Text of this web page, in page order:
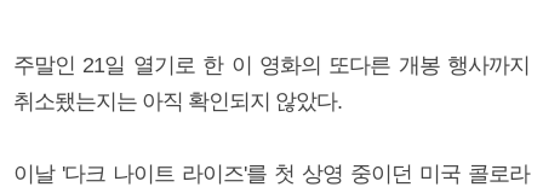
주말인 21일 열기로 한 이 영화의 또다른 개봉 행사까지
취소됐는지는 아직 확인되지 않았다.
이날 '다크 나이트 라이즈'를 첫 상영 중이던 미국 콜로라